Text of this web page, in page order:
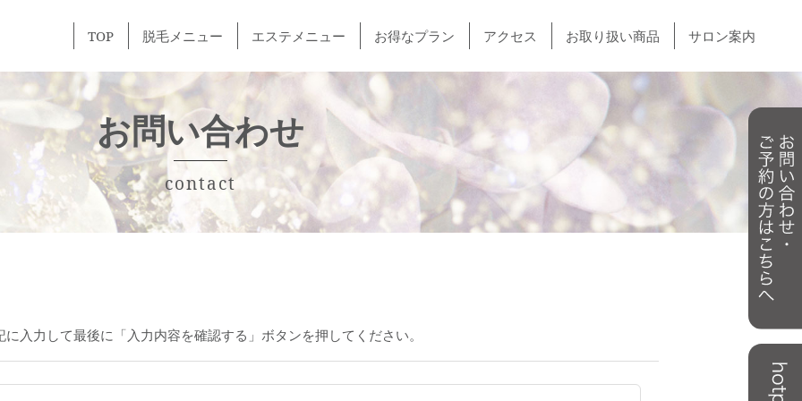
TOP 脱毛メニュー
女性
男性
お子さま
エステメニュー お得なプラン アクセス お取り扱い商品 サロン案内
お問い合わせ
contact
に入力して最後に「入力内容を確認する」ボタンを押してください。